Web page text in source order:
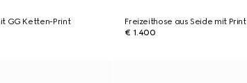
GG Ketten-Print
Freizeithose aus Seide mit Print
€ 1.400